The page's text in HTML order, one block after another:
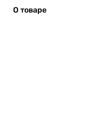
О товаре